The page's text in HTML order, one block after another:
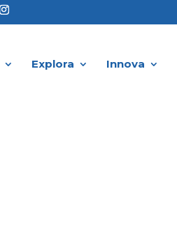
Explora Innova